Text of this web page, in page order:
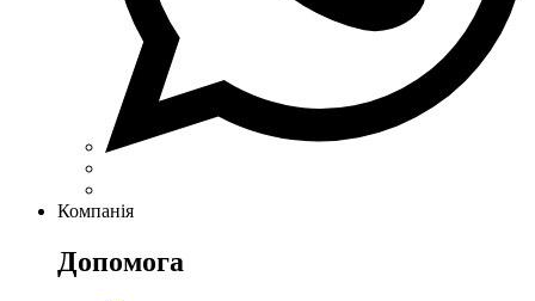
Компанія
Допомога